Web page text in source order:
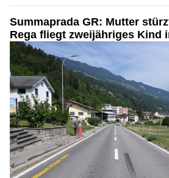
Summaprada GR: Mutter
Rega fliegt zweijähriges Kind